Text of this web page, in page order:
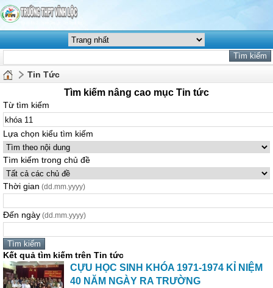
Tin Tức
Tìm kiếm nâng cao mục Tin tức
Từ tìm kiếm
Lựa chọn kiểu tìm kiếm
Tìm kiếm trong chủ đề
Thời gian (dd.mm.yyyy)
Đến ngày (dd.mm.yyyy)
Kết quả tìm kiếm trên Tin tức
CỰU HỌC SINH KHÓA 1971-1974 KỈ NIỆM
40 NĂM NGÀY RA TRƯỜNG